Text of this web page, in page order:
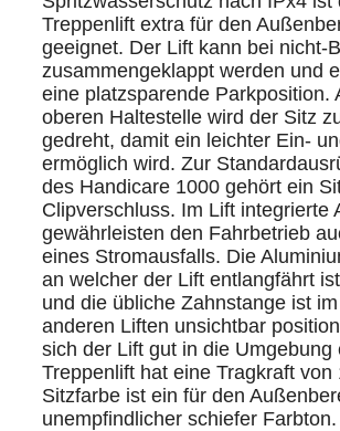
Treppenlift extra für den
geeignet. Der Lift kann bei nicht-
zusammengeklappt werden und
eine platzsparende Parkposition.
oberen Haltestelle wird der Sitz
gedreht, damit ein leichter Ein-
ermöglich wird. Zur
des Handicare 1000 gehört ein
Clipverschluss. Im Lift integrierte
gewährleisten den Fahrbetrieb
eines Stromausfalls. Die
an welcher der Lift entlangfährt
und die übliche Zahnstange ist
anderen Liften unsichtbar
sich der Lift gut in die Umgebung
Treppenlift hat eine Tragkraft von
Sitzfarbe ist ein für den
unempfindlicher schiefer Farbton.